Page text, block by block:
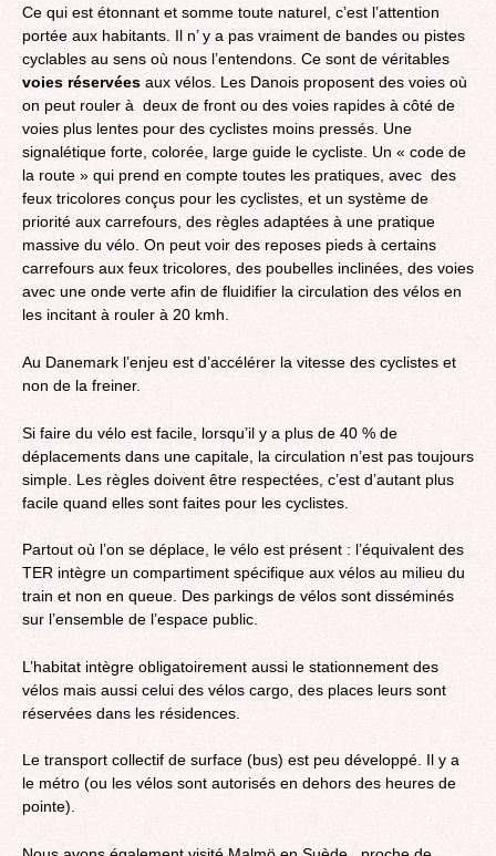
Ce qui est étonnant et somme toute naturel, c’est l’attention
portée aux habitants. Il n’ y a pas vraiment de bandes ou pistes
cyclables au sens où nous l’entendons. Ce sont de véritables
voies réservées aux vélos. Les Danois proposent des voies où
on peut rouler à deux de front ou des voies rapides à côté de
voies plus lentes pour des cyclistes moins pressés. Une
signalétique forte, colorée, large guide le cycliste. Un « code de
la route » qui prend en compte toutes les pratiques, avec des
feux tricolores conçus pour les cyclistes, et un système de
priorité aux carrefours, des règles adaptées à une pratique
massive du vélo. On peut voir des reposes pieds à certains
carrefours aux feux tricolores, des poubelles inclinées, des voies
avec une onde verte afin de fluidifier la circulation des vélos en
les incitant à rouler à 20 kmh.
Au Danemark l’enjeu est d’accélérer la vitesse des cyclistes et
non de la freiner.
Si faire du vélo est facile, lorsqu’il y a plus de 40 % de
déplacements dans une capitale, la circulation n’est pas toujours
simple. Les règles doivent être respectées, c’est d’autant plus
facile quand elles sont faites pour les cyclistes.
Partout où l’on se déplace, le vélo est présent : l’équivalent des
TER intègre un compartiment spécifique aux vélos au milieu du
train et non en queue. Des parkings de vélos sont disséminés
sur l’ensemble de l’espace public.
L’habitat intègre obligatoirement aussi le stationnement des
vélos mais aussi celui des vélos cargo, des places leurs sont
réservées dans les résidences.
Le transport collectif de surface (bus) est peu développé. Il y a
le métro (ou les vélos sont autorisés en dehors des heures de
pointe).